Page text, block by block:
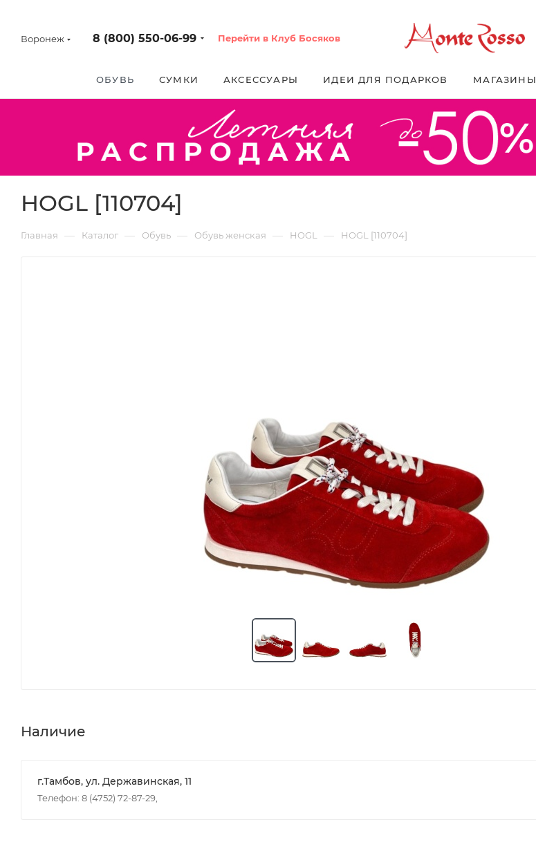
Воронеж 8 (800) 550-06-99 Перейти в Клуб Босяков
ОБУВЬ СУМКИ АКСЕССУАРЫ ИДЕИ ДЛЯ ПОДАРКОВ МАГАЗИНЫ
HOGL [110704]
Главная — Каталог — Обувь — Обувь женская — HOGL — HOGL [110704]
Наличие
г.Тамбов, ул. Державинская, 11
Телефон: 8 (4752) 72-87-29,